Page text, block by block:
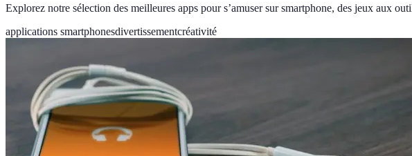
Explorez notre sélection des meilleures apps pour s’amuser sur smartphone, des jeux aux
applications smartphonesdivertissementcréativité